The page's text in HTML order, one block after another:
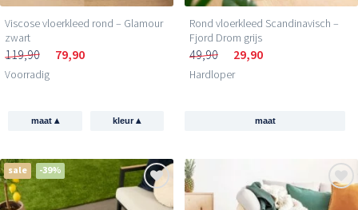
Viscose vloerkleed rond – Glamour
zwart
119,90 79,90
Voorradig
maat ▴ kleur▴
Rond vloerkleed Scandinavisch –
Fjord Drom grijs
49,90 29,90
Hardloper
maat
sale -39%